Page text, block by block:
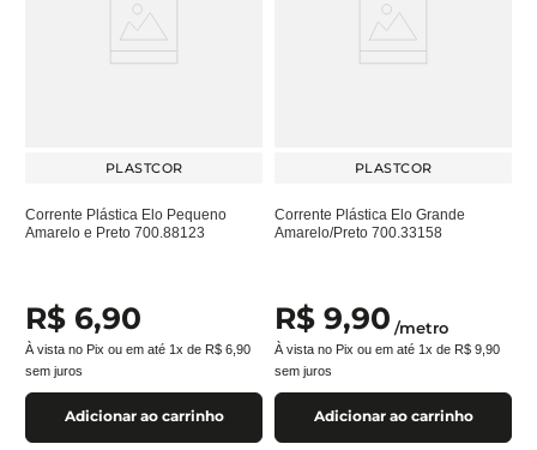
PLASTCOR
Corrente Plástica Elo Pequeno
Amarelo e Preto 700.88123
R$ 6,90
À vista no Pix ou em até 1x de R$ 6 90
sem juros
Adicionar ao carrinho
PLASTCOR
Corrente Plástica Elo Grande
Amarelo/Preto 700.33158
R$ 9,90 /metro
À vista no Pix ou em até 1x de R$ 9 90
sem juros
Adicionar ao carrinho